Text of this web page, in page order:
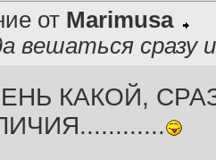
от Marimusa
вешаться сразу
КАКОЙ,